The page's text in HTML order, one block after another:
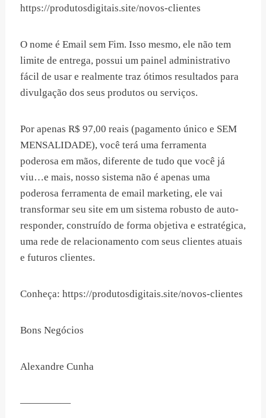
https://produtosdigitais.site/novos-clientes
O nome é Email sem Fim. Isso mesmo, ele não tem
limite de entrega, possui um painel administrativo
fácil de usar e realmente traz ótimos resultados para
divulgação dos seus produtos ou serviços.
Por apenas R$ 97,00 reais (pagamento único e SEM
MENSALIDADE), você terá uma ferramenta
poderosa em mãos, diferente de tudo que você já
viu…e mais, nosso sistema não é apenas uma
poderosa ferramenta de email marketing, ele vai
transformar seu site em um sistema robusto de auto-
responder, construído de forma objetiva e estratégica,
uma rede de relacionamento com seus clientes atuais
e futuros clientes.
Conheça: https://produtosdigitais.site/novos-clientes
Bons Negócios
Alexandre Cunha
—————